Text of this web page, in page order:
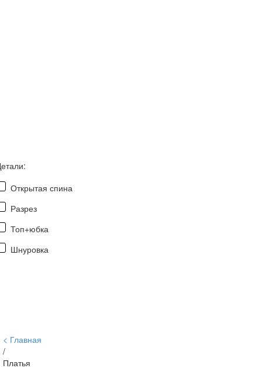
Открытая спина
Разрез
Топ+юбка
Шнуровка
Главная
/
Платья